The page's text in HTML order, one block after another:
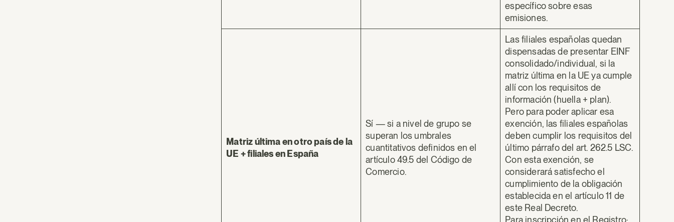
específico sobre esas
emisiones.
Matriz última en otro país de la
UE + filiales en España
Sí — si a nivel de grupo se
superan los umbrales
cuantitativos definidos en el
artículo 49.5 del Código de
Comercio.
Las filiales españolas quedan
dispensadas de presentar EINF
consolidado/individual, si la
matriz última en la UE ya cumple
allí con los requisitos de
información (huella + plan).
Pero para poder aplicar esa
exención, las filiales españolas
deben cumplir los requisitos del
último párrafo del art. 262.5 LSC.
Con esta exención, se
considerará satisfecho el
cumplimiento de la obligación
establecida en el artículo 11 de
este Real Decreto.
Para inscripción en el Registro: